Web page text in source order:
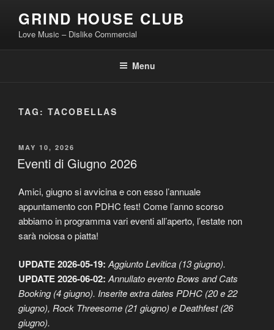
content
GRIND HOUSE CLUB
Love Music – Dislike Commercial
Menu
TAG: TACOBELLAS
POSTED
ON
MAY 10, 2026
Eventi di Giugno 2026
Amici, giugno si avvicina e con esso l’annuale
appuntamento con PDHC fest! Come l’anno scorso
abbiamo in programma vari eventi all’aperto, l’estate non
sarà noiosa o piatta!
UPDATE 2026-05-19:Aggiunto Levitica (13 giugno).
UPDATE 2026-06-02:Annullato evento Bows and Cats
Booking (4 giugno). Inserite extra dates PDHC (20 e 22
giugno), Rock Threesome (21 giugno) e Deathfest (26
giugno).